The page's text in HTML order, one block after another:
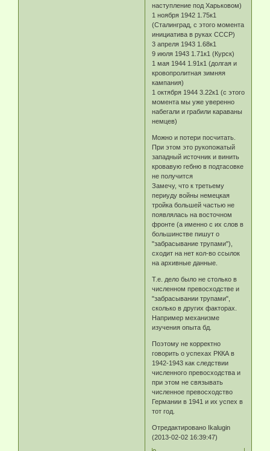
наступление под Харьковом)
1 ноября 1942 1.75к1
(Сталинград, с этого момента
инициатива в руках СССР)
3 апреля 1943 1.68к1
9 июля 1943 1.71к1 (Курск)
1 мая 1944 1.91к1 (долгая и
кровопролитная зимняя
кампания)
1 октября 1944 3.22к1 (с этого
момента мы уже уверенно
набегали и грабили караваны
немцев)
Можно и потери посчитать.
При этом это рукопожатый
западный источник и винить
кровавую гебню в подтасовке
не получится
Замечу, что к третьему
периуду войны немецкая
тройка большей частью не
появлялась на восточном
фронте (а именно с их слов в
большинстве пишут о
"забрасывание трупами"),
сходит на нет кол-во ссылок
на архивные данные.
Т.е. дело было не столько в
численном превосходстве и
"забрасывании трупами",
сколько в других факторах.
Например механизме
изучения опыта бд.
Поэтому не корректно
говорить о успехах РККА в
1942-1943 как следствии
численного превосходства и
при этом не связывать
численное превосходство
Германии в 1941 и их успех в
тот год.
Отредактировано Ikalugin
(2013-02-02 16:39:47)